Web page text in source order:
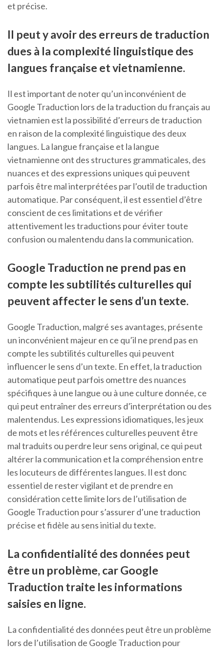
et précise.
Il peut y avoir des erreurs de traduction
dues à la complexité linguistique des
langues française et vietnamienne.
Il est important de noter qu’un inconvénient de
Google Traduction lors de la traduction du français au
vietnamien est la possibilité d’erreurs de traduction
en raison de la complexité linguistique des deux
langues. La langue française et la langue
vietnamienne ont des structures grammaticales, des
nuances et des expressions uniques qui peuvent
parfois être mal interprétées par l’outil de traduction
automatique. Par conséquent, il est essentiel d’être
conscient de ces limitations et de vérifier
attentivement les traductions pour éviter toute
confusion ou malentendu dans la communication.
Google Traduction ne prend pas en
compte les subtilités culturelles qui
peuvent affecter le sens d’un texte.
Google Traduction, malgré ses avantages, présente
un inconvénient majeur en ce qu’il ne prend pas en
compte les subtilités culturelles qui peuvent
influencer le sens d’un texte. En effet, la traduction
automatique peut parfois omettre des nuances
spécifiques à une langue ou à une culture donnée, ce
qui peut entraîner des erreurs d’interprétation ou des
malentendus. Les expressions idiomatiques, les jeux
de mots et les références culturelles peuvent être
mal traduits ou perdre leur sens original, ce qui peut
altérer la communication et la compréhension entre
les locuteurs de différentes langues. Il est donc
essentiel de rester vigilant et de prendre en
considération cette limite lors de l’utilisation de
Google Traduction pour s’assurer d’une traduction
précise et fidèle au sens initial du texte.
La confidentialité des données peut
être un problème, car Google
Traduction traite les informations
saisies en ligne.
La confidentialité des données peut être un problème
lors de l’utilisation de Google Traduction pour